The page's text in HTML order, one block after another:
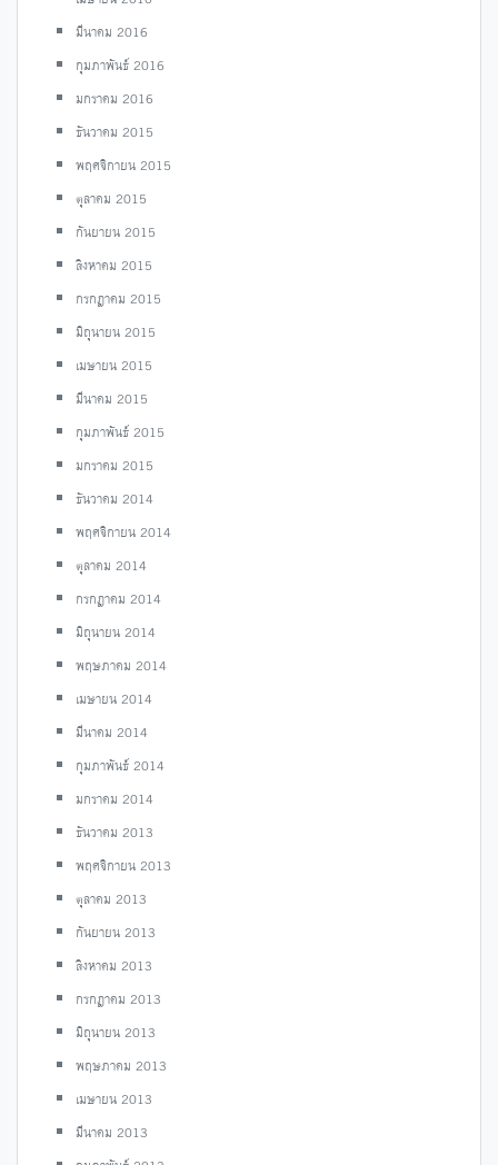
มีนาคม 2016
กุมภาพันธ์ 2016
มกราคม 2016
ธันวาคม 2015
พฤศจิกายน 2015
ตุลาคม 2015
กันยายน 2015
สิงหาคม 2015
กรกฎาคม 2015
มิถุนายน 2015
เมษายน 2015
มีนาคม 2015
กุมภาพันธ์ 2015
มกราคม 2015
ธันวาคม 2014
พฤศจิกายน 2014
ตุลาคม 2014
กรกฎาคม 2014
มิถุนายน 2014
พฤษภาคม 2014
เมษายน 2014
มีนาคม 2014
กุมภาพันธ์ 2014
มกราคม 2014
ธันวาคม 2013
พฤศจิกายน 2013
ตุลาคม 2013
กันยายน 2013
สิงหาคม 2013
กรกฎาคม 2013
มิถุนายน 2013
พฤษภาคม 2013
เมษายน 2013
มีนาคม 2013